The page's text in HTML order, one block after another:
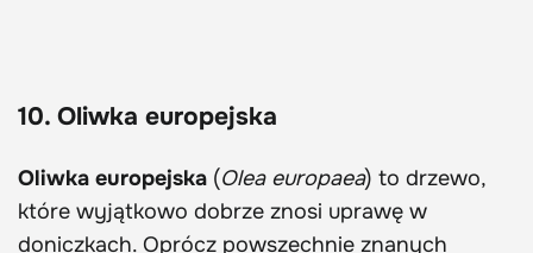
10. Oliwka europejska
Oliwka europejska (Olea europaea) to drzewo,
które wyjątkowo dobrze znosi uprawę w
doniczkach. Oprócz powszechnie znanych